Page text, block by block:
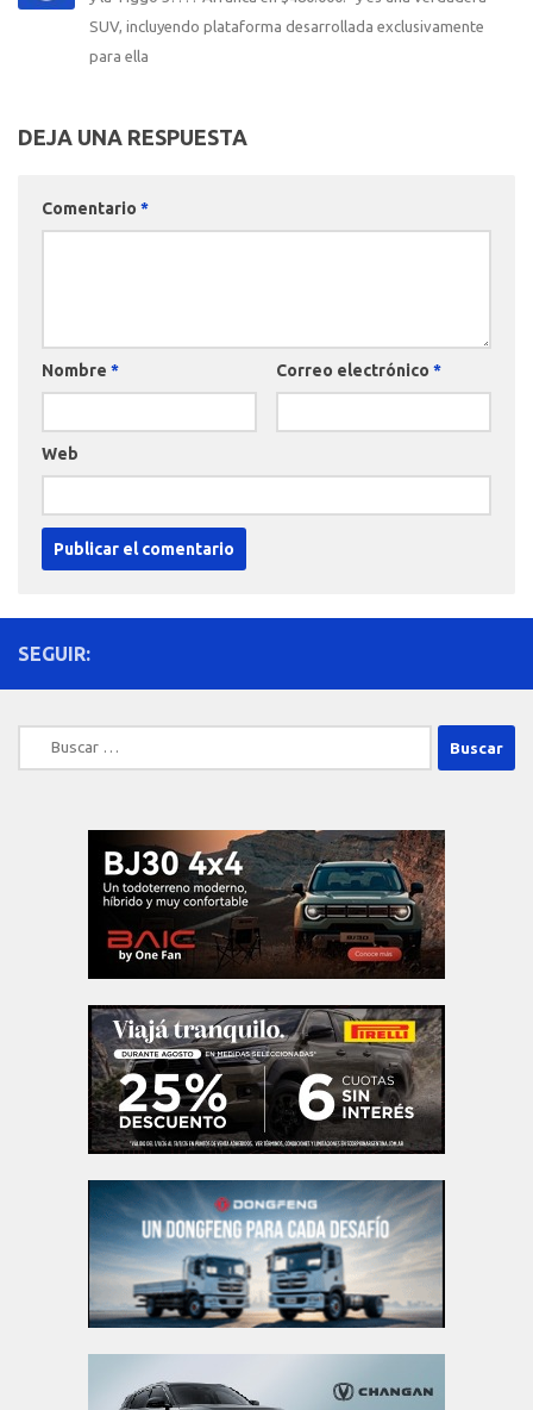
SUV, incluyendo plataforma desarrollada exclusivamente
para ella
DEJA UNA RESPUESTA
Comentario *
Nombre * Correo electrónico *
Web
SEGUIR:
Buscar: